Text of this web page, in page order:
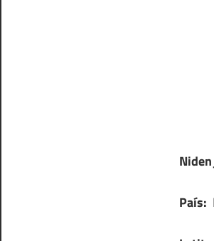
País: